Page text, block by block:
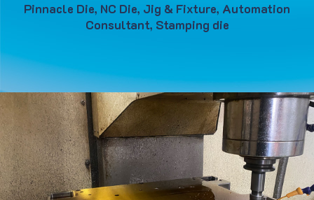
Pinnacle Die, NC Die, Jig & Fixture, Automation
Consultant, Stamping die